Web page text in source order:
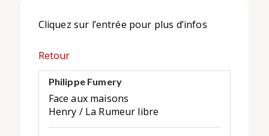
Cliquez sur l’entrée pour plus d’infos
Retour
Philippe Fumery
Face aux maisons
Henry / La Rumeur libre